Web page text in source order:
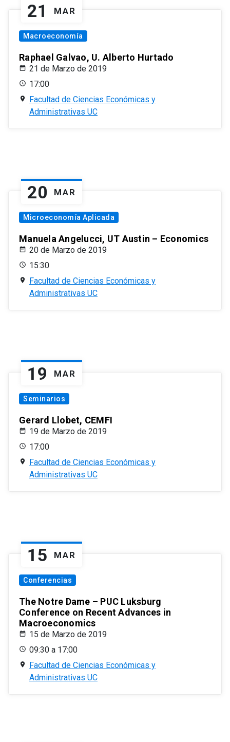
21 MAR
Macroeconomía
Raphael Galvao, U. Alberto Hurtado
21 de Marzo de 2019
17:00
Facultad de Ciencias Económicas y
Administrativas UC
20 MAR
Microeconomía Aplicada
Manuela Angelucci, UT Austin – Economics
20 de Marzo de 2019
15:30
Facultad de Ciencias Económicas y
Administrativas UC
19 MAR
Seminarios
Gerard Llobet, CEMFI
19 de Marzo de 2019
17:00
Facultad de Ciencias Económicas y
Administrativas UC
15 MAR
Conferencias
The Notre Dame – PUC Luksburg
Conference on Recent Advances in
Macroeconomics
15 de Marzo de 2019
09:30 a 17:00
Facultad de Ciencias Económicas y
Administrativas UC